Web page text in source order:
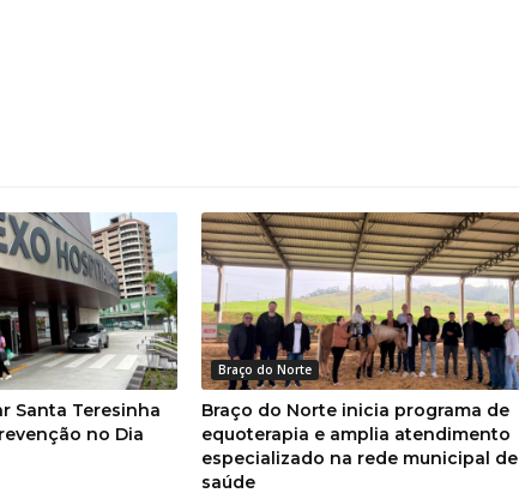
Santa Teresinha
no Dia
Braço do Norte
Braço do Norte inicia programa de
equoterapia e amplia atendimento
especializado na rede municipal de
saúde